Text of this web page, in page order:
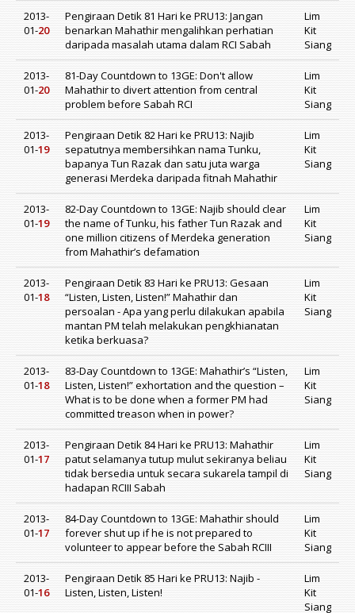
2013-
01-20
Pengiraan Detik 81 Hari ke PRU13: Jangan
benarkan Mahathir mengalihkan perhatian
daripada masalah utama dalam RCI Sabah
Lim
Kit
Siang
2013-
01-20
81-Day Countdown to 13GE: Don't allow
Mahathir to divert attention from central
problem before Sabah RCI
Lim
Kit
Siang
2013-
01-19
Pengiraan Detik 82 Hari ke PRU13: Najib
sepatutnya membersihkan nama Tunku,
bapanya Tun Razak dan satu juta warga
generasi Merdeka daripada fitnah Mahathir
Lim
Kit
Siang
2013-
01-19
82-Day Countdown to 13GE: Najib should clear
the name of Tunku, his father Tun Razak and
one million citizens of Merdeka generation
from Mahathir’s defamation
Lim
Kit
Siang
2013-
01-18
Pengiraan Detik 83 Hari ke PRU13: Gesaan
“Listen, Listen, Listen!” Mahathir dan
persoalan - Apa yang perlu dilakukan apabila
mantan PM telah melakukan pengkhianatan
ketika berkuasa?
Lim
Kit
Siang
2013-
01-18
83-Day Countdown to 13GE: Mahathir’s “Listen,
Listen, Listen!” exhortation and the question –
What is to be done when a former PM had
committed treason when in power?
Lim
Kit
Siang
2013-
01-17
Pengiraan Detik 84 Hari ke PRU13: Mahathir
patut selamanya tutup mulut sekiranya beliau
tidak bersedia untuk secara sukarela tampil di
hadapan RCIII Sabah
Lim
Kit
Siang
2013-
01-17
84-Day Countdown to 13GE: Mahathir should
forever shut up if he is not prepared to
volunteer to appear before the Sabah RCIII
Lim
Kit
Siang
2013-
01-16
Pengiraan Detik 85 Hari ke PRU13: Najib -
Listen, Listen, Listen!
Lim
Kit
Siang